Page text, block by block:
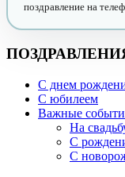
поздравление на
С днем
С юбилеем
Важные
На
С
С